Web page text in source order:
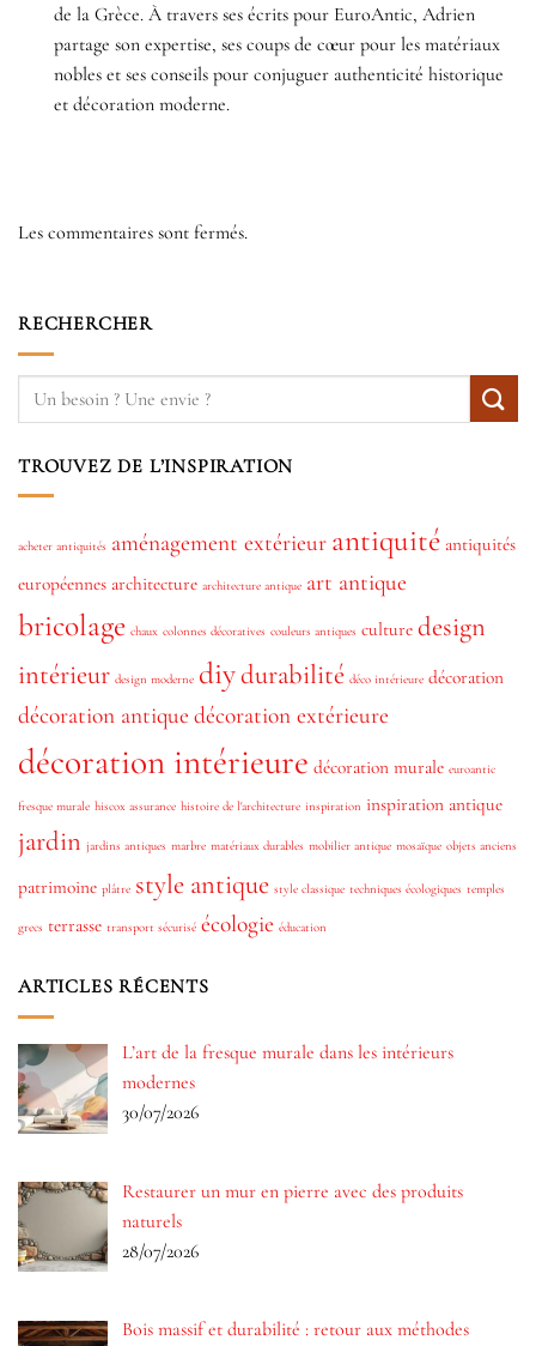
de la Grèce. À travers ses écrits pour EuroAntic, Adrien
partage son expertise, ses coups de cœur pour les matériaux
nobles et ses conseils pour conjuguer authenticité historique
et décoration moderne.
Les commentaires sont fermés.
RECHERCHER
TROUVEZ DE L’INSPIRATION
acheter antiquités aménagement extérieur antiquité antiquités
européennes architecture architecture antique art antique
bricolage chaux colonnes décoratives couleurs antiques culture design
intérieur design moderne diydurabilité déco intérieure décoration
décoration antique décoration extérieure
décoration intérieure décoration murale euroantic
fresque murale hiscox assurance histoire de l'architecture inspiration inspiration antique
jardin jardins antiques marbre matériaux durables mobilier antique mosaïque objets anciens
patrimoine plâtre style antique style classique techniques écologiques temples
grecs terrasse transport sécurisé écologie éducation
ARTICLES RÉCENTS
L’art de la fresque murale dans les intérieurs
modernes
30/07/2026
Restaurer un mur en pierre avec des produits
naturels
28/07/2026
Bois massif et durabilité : retour aux méthodes